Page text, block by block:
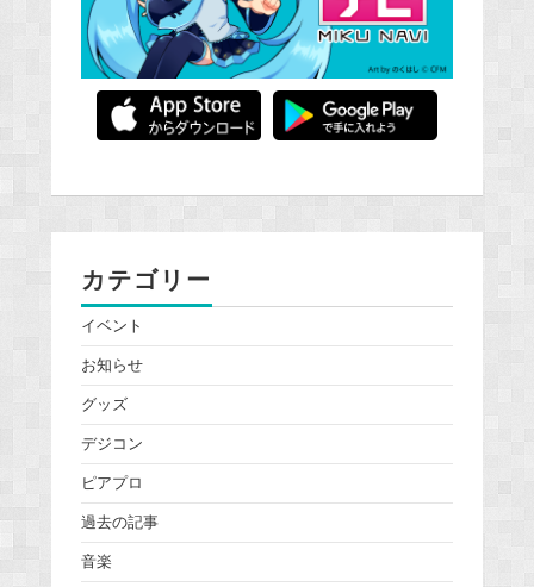
カテゴリー
イベント
お知らせ
グッズ
デジコン
ピアプロ
過去の記事
音楽